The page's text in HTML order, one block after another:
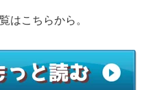
はこちらから。